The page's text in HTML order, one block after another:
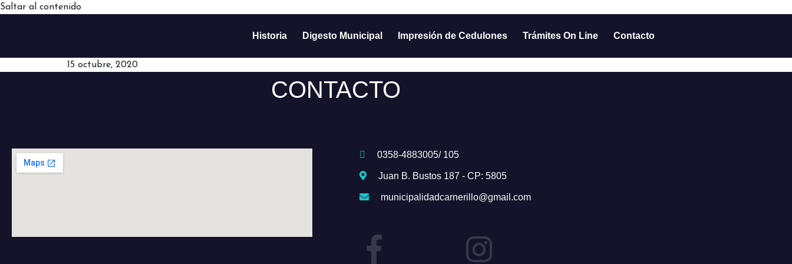
Saltar al contenido
Historia Digesto Municipal Impresión de Cedulones Trámites On Line Contacto
15 octubre, 2020
CONTACTO
0358-4883005/ 105
Juan B. Bustos 187 - CP: 5805
municipalidadcarnerillo@gmail.com